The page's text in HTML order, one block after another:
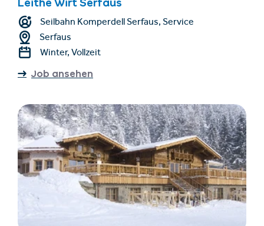
Leithe Wirt Serfaus
Seilbahn Komperdell Serfaus, Service
Serfaus
Winter, Vollzeit
Job ansehen